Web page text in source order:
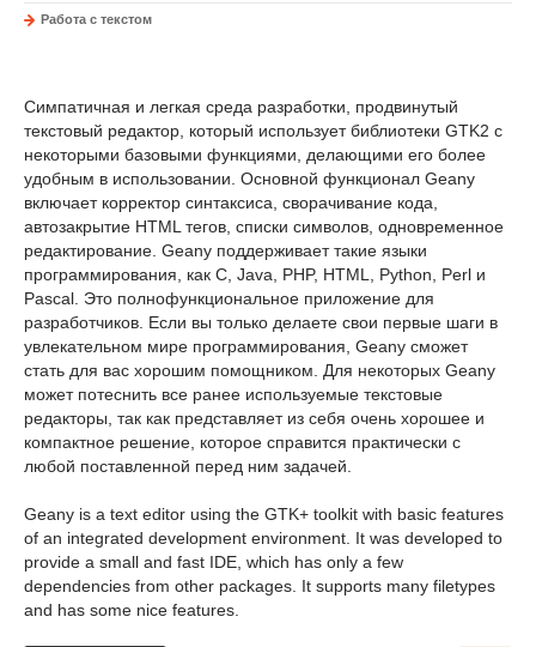
Работа с текстом
Симпатичная и легкая среда разработки, продвинутый
текстовый редактор, который использует библиотеки GTK2 с
некоторыми базовыми функциями, делающими его более
удобным в использовании. Основной функционал Geany
включает корректор синтаксиса, сворачивание кода,
автозакрытие HTML тегов, списки символов, одновременное
редактирование. Geany поддерживает такие языки
программирования, как C, Java, PHP, HTML, Python, Perl и
Pascal. Это полнофункциональное приложение для
разработчиков. Если вы только делаете свои первые шаги в
увлекательном мире программирования, Geany сможет
стать для вас хорошим помощником. Для некоторых Geany
может потеснить все ранее используемые текстовые
редакторы, так как представляет из себя очень хорошее и
компактное решение, которое справится практически с
любой поставленной перед ним задачей.
Geany is a text editor using the GTK+ toolkit with basic features
of an integrated development environment. It was developed to
provide a small and fast IDE, which has only a few
dependencies from other packages. It supports many filetypes
and has some nice features.